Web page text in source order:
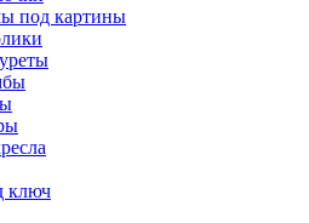
под картины
ключ